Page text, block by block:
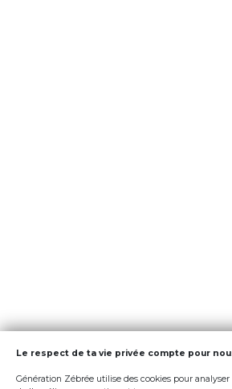
Le respect de ta vie privée compte pour
Génération Zébrée utilise des cookies pour